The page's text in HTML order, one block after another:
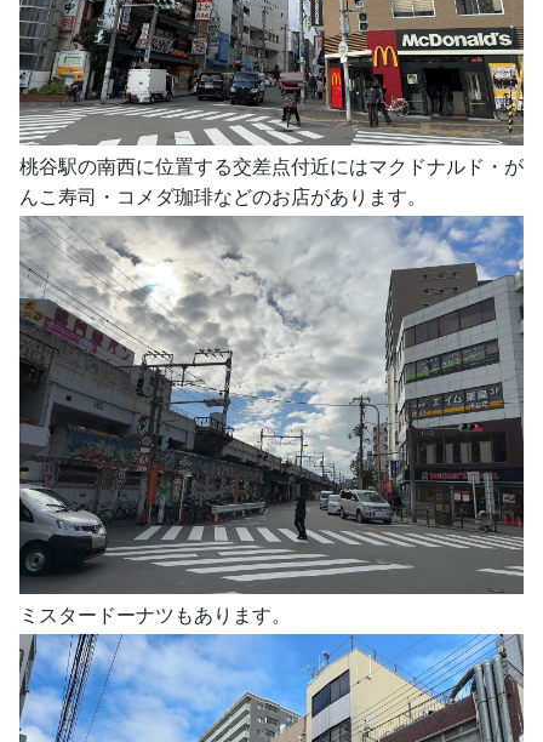
桃谷駅の南西に位置する交差点付近にはマクドナルド・が
んこ寿司・コメダ珈琲などのお店があります。
ミスタードーナツもあります。